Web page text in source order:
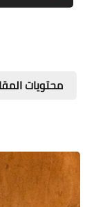
محتويات